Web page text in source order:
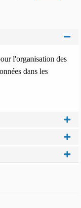
l'organisation des
dans les